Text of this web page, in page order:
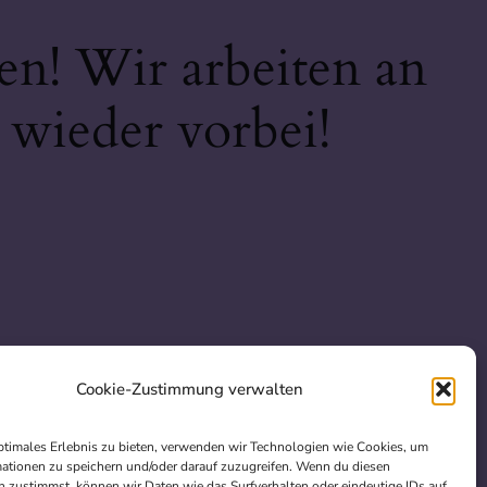
Cookie-Zustimmung verwalten
Erlebnis zu bieten, verwenden wir Technologien wie Cookies, um
zu speichern und/oder darauf zuzugreifen. Wenn du diesen
Wir arbeiten an
vorbei!